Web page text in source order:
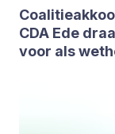
CDA Ede
voor als